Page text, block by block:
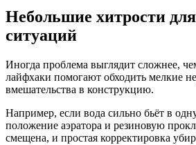
Небольшие хитрости
ситуаций
Иногда проблема выглядит сложнее,
лайфхаки помогают обходить мелкие
вмешательства в конструкцию.
Например, если вода сильно бьёт в
положение аэратора и резиновую
смещена, и простая корректировка